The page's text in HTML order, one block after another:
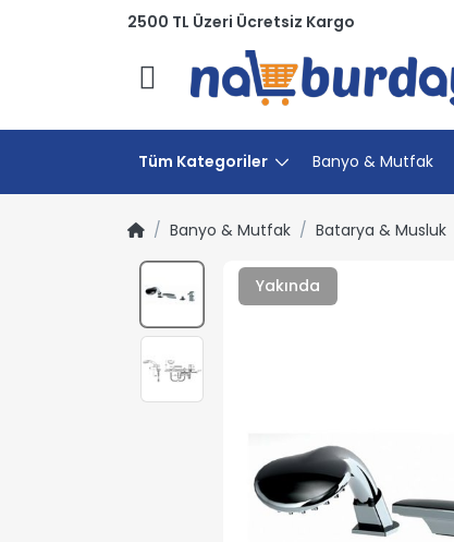
2500 TL Üzeri Ücretsiz Kargo
Menü
Tüm Kategoriler Banyo & Mutfak
Banyo & Mutfak Batarya & Musluk
Yakında